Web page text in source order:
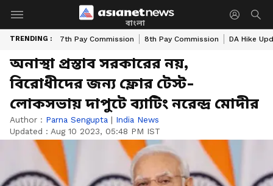
বাংলা
TRENDING : 7th Pay Commission 8th Pay Commission DA Hike
অনাস্থা প্রস্তাব সরকারের নয়,
বিরোধীদের জন্য ফ্লোর টেস্ট-
লোকসভায় দাপুটে ব্যাটিং নরেন্দ্র মোদীর
Author : Parna Sengupta | India News
Updated : Aug 10 2023, 05:48 PM IST